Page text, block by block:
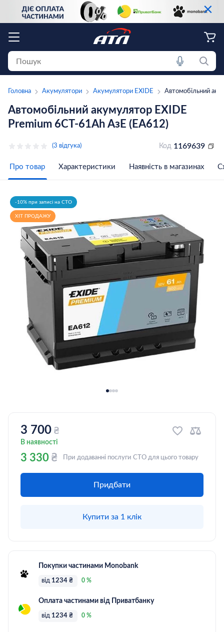
×
Головна Акумулятори Акумулятори EXIDE Автомобільний
Автомобільний акумулятор EXIDE
Premium 6СТ-61Ah АзЕ (EA612)
(3 відгука) Код 1169639
Про товар Характеристики Наявність в магазинах
-10% при записі на СТО
ХІТ ПРОДАЖУ
3 700 ₴
В наявності
3 330 ₴ При додаванні послуги СТО для цього товару
Придбати
Купити за 1 клік
Покупки частинами Monobank
від 1234 ₴ 0 %
Оплата частинами від Приватбанку
від 1234 ₴ 0 %